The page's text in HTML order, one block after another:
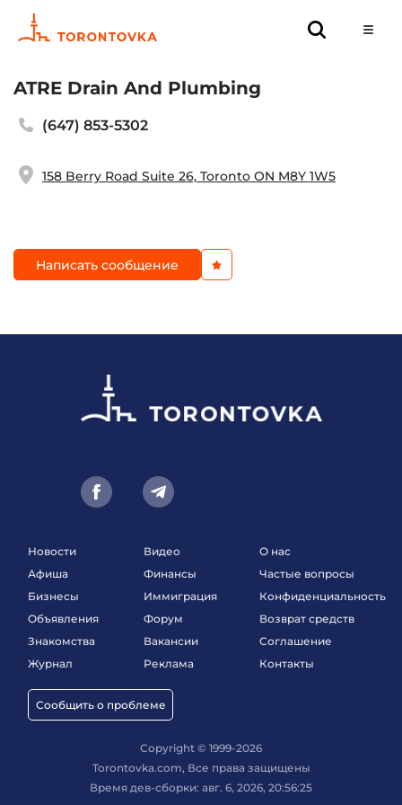
ATRE Drain And Plumbing
(647) 853-5302
158 Berry Road Suite 26, Toronto ON M8Y 1W5
Написать сообщение
Новости
Афиша
Бизнесы
Объявления
Знакомства
Журнал
Сообщить о проблеме
Видео
Финансы
Иммиграция
Форум
Вакансии
Реклама
О нас
Частые вопросы
Конфиденциальность
Возврат средств
Соглашение
Контакты
Copyright © 1999-2026
Torontovka.com, Все права защищены
Время дев-сборки: авг. 6, 2026, 20:56:25